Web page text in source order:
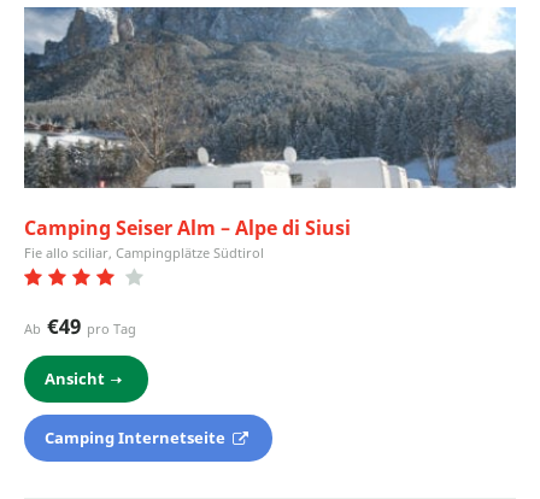
Camping Seiser Alm – Alpe di Siusi
Fie allo sciliar, Campingplätze Südtirol
Ab €49 pro Tag
Ansicht
Camping Internetseite